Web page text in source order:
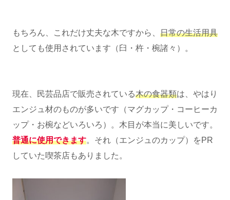
もちろん、これだけ丈夫な木ですから、 日常の生活用具
としても使用されています（臼・杵・椀諸々）。
現在、民芸品店で販売されている木の食器類は、やはり
エンジュ材のものが多いです（マグカップ・コーヒーカ
ップ・お椀などいろいろ）。木目が本当に美しいです。
普通に使用できます。それ（エンジュのカップ）をPR
していた喫茶店もありました。